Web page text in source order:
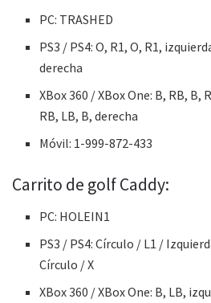
PC: TRASHED
PS3 / PS4: O, R1, O, R1,
derecha
XBox 360 / XBox One: B, RB, B,
RB, LB, B, derecha
Móvil: 1-999-872-433
Carrito de golf Caddy:
PC: HOLEIN1
PS3 / PS4: Círculo / L1 /
Círculo / X
XBox 360 / XBox One: B, LB,